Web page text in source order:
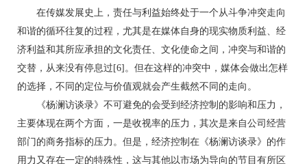
在传媒发展史上，责任与利益始终处于一个从斗争冲突走向
和谐的循环往复的过程，尤其是在媒体自身的现实物质利益、经
济利益和其所应承担的文化责任、文化使命之间，冲突与和谐的
交替，从来没有停息过[6]。但在这样的冲突中，媒体会做出怎样
的选择，不同的定位与价值观就会产生截然不同的走向。
《杨澜访谈录》不可避免的会受到经济控制的影响和压力，
主要体现在两个方面，一是收视率的压力，其次是来自公司经营
部门的商务指标的压力。但是，经济控制在《杨澜访谈录》的作
用力又存在一定的特殊性，这与其他以市场为导向的节目有所区